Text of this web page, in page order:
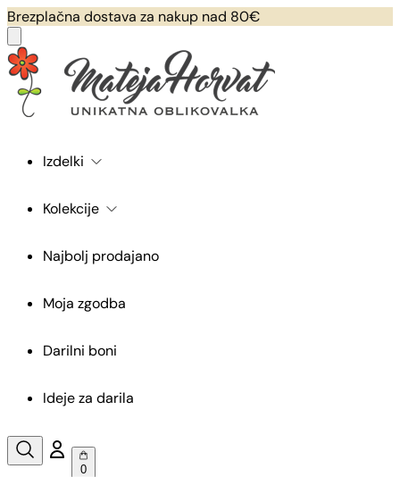
Brezplačna dostava za nakup nad 80€
Izdelki
Kolekcije
Najbolj prodajano
Moja zgodba
Darilni boni
Ideje za darila
0